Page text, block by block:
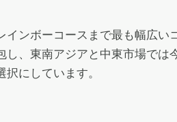
ンボーコースまで最も幅広い
、東南アジアと中東市場では
にしています。